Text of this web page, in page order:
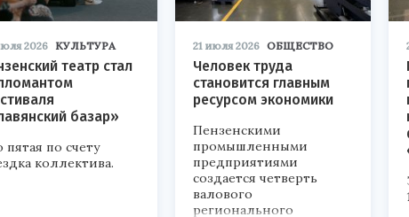
2026 КУЛЬТУРА
театр стал
базар»
пятая по счету
коллектива.
21 июля 2026 ОБЩЕСТВО
Человек труда
становится главным
ресурсом экономики
Пензенскими
промышленными
предприятиями
создается четверть
валового
регионального